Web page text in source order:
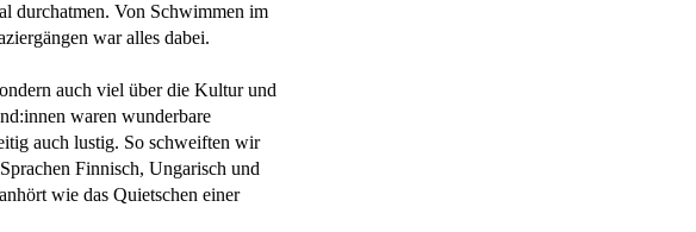
durchatmen. Von Schwimmen im
war alles dabei.
auch viel über die Kultur und
waren wunderbare
auch lustig. So schweiften wir
Finnisch, Ungarisch und
wie das Quietschen einer